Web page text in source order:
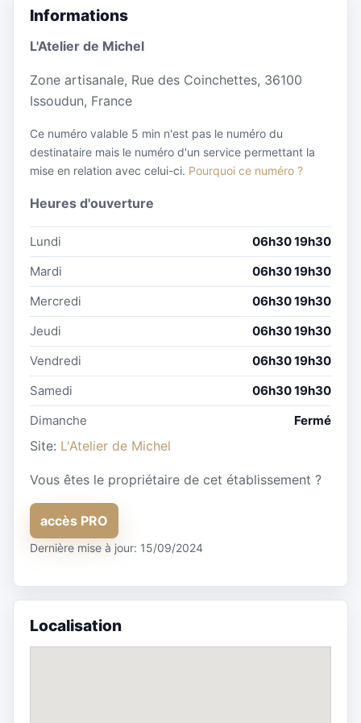
Informations
L'Atelier de Michel
Zone artisanale, Rue des Coinchettes, 36100
Issoudun, France
Ce numéro valable 5 min n'est pas le numéro du
destinataire mais le numéro d'un service permettant la
mise en relation avec celui-ci. Pourquoi ce numéro ?
Heures d'ouverture
Lundi
06h30 19h30
Mardi
06h30 19h30
Mercredi
06h30 19h30
Jeudi
06h30 19h30
Vendredi
06h30 19h30
Samedi
06h30 19h30
Dimanche
Fermé
Site: L'Atelier de Michel
Vous êtes le propriétaire de cet établissement ?
accès PRO
Dernière mise à jour: 15/09/2024
Localisation